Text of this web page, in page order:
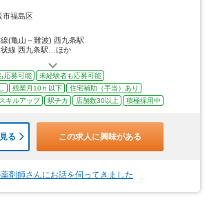
市福島区
線(亀山－難波) 西九条駅
状線 西九条駅…ほか
応募可能
未経験者も応募可能
残業月10ｈ以下
住宅補助（手当）あり
スキルアップ 駅チカ 店舗数30以上 積極採用中
る この求人に興味がある
剤師さんにお話を伺ってきました